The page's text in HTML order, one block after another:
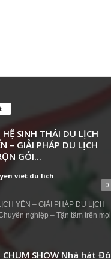
HỆ SINH THÁI DU LỊCH
– GIẢI PHÁP DU LỊCH
GÓI...
yen viet du lich -
0
YẾN – GIẢI PHÁP DU LỊCH
nghiệp – Tận tâm trên mọi
CHUM SHOW Nhà hát Đó